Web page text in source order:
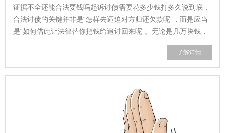
证据不全还能合法要钱吗起诉讨债需要花多少钱打多久说到底，
合法讨债的关键并非是“怎样去逼迫对方归还欠款呢”，而是应当
是“如何借此让法律替你把钱给追讨回来呢”。无论是几万块钱，
了解详情